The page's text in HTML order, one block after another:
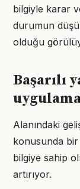
bilgiyle karar
durumun
olduğu
Başarılı
Alanındaki
konusunda bir
bilgiye sahip
artırıyor.